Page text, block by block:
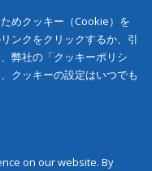
めクッキー（Cookie）を
ンクをクリックするか、引
弊社の「クッキーポリシ
クッキーの設定はいつでも
on our website. By